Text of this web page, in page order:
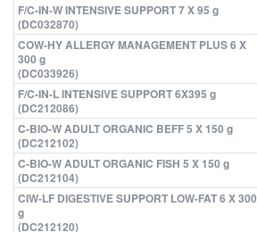
F/C-IN-W INTENSIVE SUPPORT 7 X 95 g
(DC032870)
COW-HY ALLERGY MANAGEMENT PLUS 6 X
300 g
(DC033926)
F/C-IN-L INTENSIVE SUPPORT 6X395 g
(DC212086)
C-BIO-W ADULT ORGANIC BEFF 5 X 150 g
(DC212102)
C-BIO-W ADULT ORGANIC FISH 5 X 150 g
(DC212104)
CIW-LF DIGESTIVE SUPPORT LOW-FAT 6 X 300
g
(DC212120)